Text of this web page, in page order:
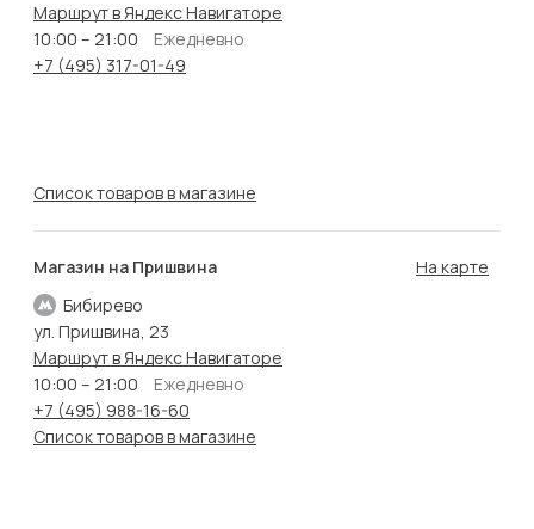
Маршрут в Яндекс Навигаторе
10:00 – 21:00
Ежедневно
+7 (495) 317-01-49
Список товаров в магазине
Магазин на Пришвина
Бибирево
На карте
ул. Пришвина, 23
Маршрут в Яндекс Навигаторе
10:00 – 21:00
Ежедневно
+7 (495) 988-16-60
Список товаров в магазине